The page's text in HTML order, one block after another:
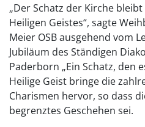
„Der Schatz der Kirche
Heiligen Geistes“, sagte
Meier OSB ausgehend vom
Jubiläum des Ständigen
Paderborn „Ein Schatz, den
Heilige Geist bringe die
Charismen hervor, so dass
begrenztes Geschehen sei.